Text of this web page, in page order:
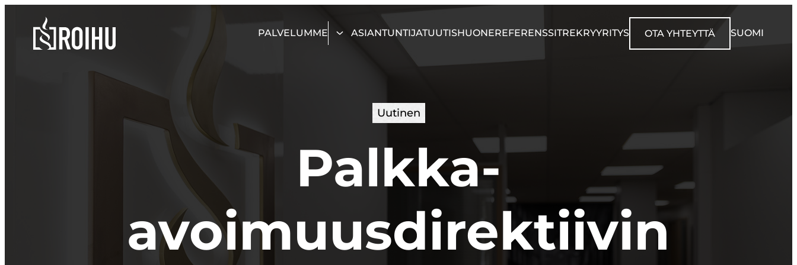
suoraan
sisältöön
Roihulaw PALVELUMME ASIANTUNTIJATUUTISHUONEREFERENSSITREKRYYRITYS OTA YHTEYTTÄ SUOMI
Uutinen
Palkka-
avoimuusdirektiivin